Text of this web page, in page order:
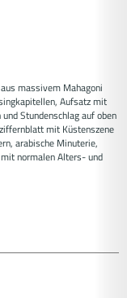
massivem Mahagoni
Aufsatz mit
Stundenschlag auf oben
mit Küstenszene
arabische Minuterie,
normalen Alters- und